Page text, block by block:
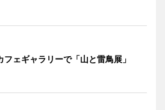
フェギャラリーで「山と雷鳥展」